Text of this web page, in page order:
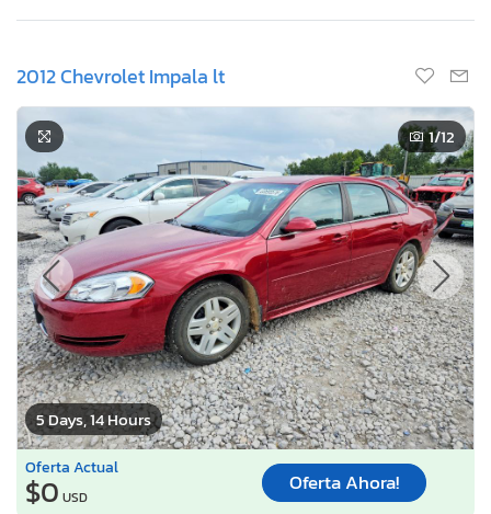
2012 Chevrolet Impala lt
5 Days, 14 Hours
1/12
Oferta Actual
$0 USD
Oferta Ahora!